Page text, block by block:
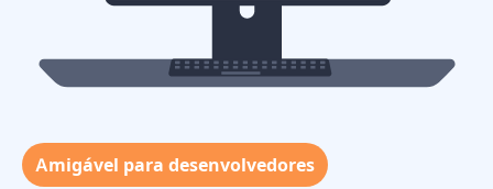
Processamento em nuvem de alta performance